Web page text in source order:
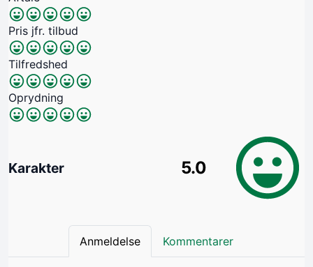
Pris jfr. tilbud
Tilfredshed
Oprydning
Karakter 5.0
Anmeldelse Kommentarer